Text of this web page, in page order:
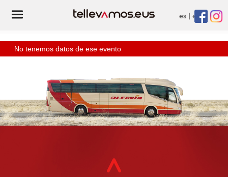
es eu
No tenemos datos de ese evento